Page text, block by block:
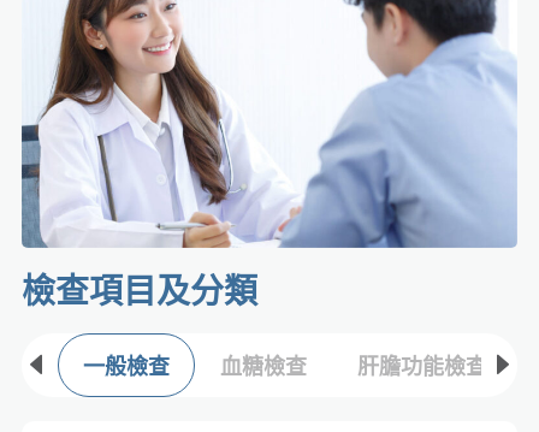
檢查項目及分類​
一般檢查 血糖檢查 肝膽功能檢查